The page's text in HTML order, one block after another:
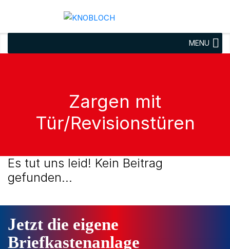
MENU
Zargen mit
Tür/Revisionstüren
Es tut uns leid! Kein Beitrag
gefunden...
Jetzt die eigene
Briefkastenanlage